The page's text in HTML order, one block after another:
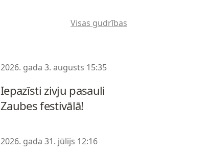
Visas gudrības
2026. gada 3. augusts 15:35
Iepazīsti zivju pasauli
Zaubes festivālā!
2026. gada 31. jūlijs 12:16